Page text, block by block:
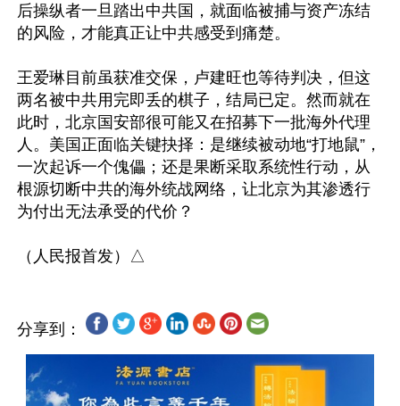
后操纵者一旦踏出中共国，就面临被捕与资产冻结
的风险，才能真正让中共感受到痛楚。
王爱琳目前虽获准交保，卢建旺也等待判决，但这
两名被中共用完即丢的棋子，结局已定。然而就在
此时，北京国安部很可能又在招募下一批海外代理
人。美国正面临关键抉择：是继续被动地“打地鼠”，
一次起诉一个傀儡；还是果断采取系统性行动，从
根源切断中共的海外统战网络，让北京为其渗透行
为付出无法承受的代价？
分享到：